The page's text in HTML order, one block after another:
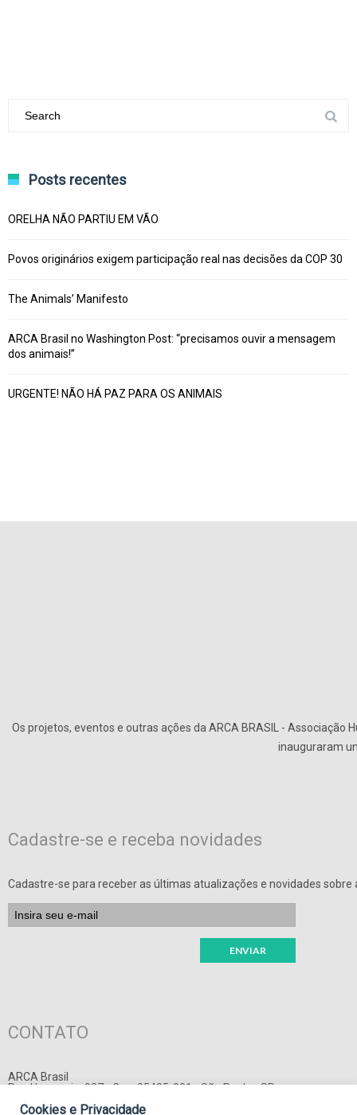
Posts recentes
ORELHA NÃO PARTIU EM VÃO
Povos originários exigem participação real nas decisões da COP 30
The Animals’ Manifesto
ARCA Brasil no Washington Post: “precisamos ouvir a mensagem
dos animais!”
URGENTE! NÃO HÁ PAZ PARA OS ANIMAIS
Os projetos, eventos e outras ações da ARCA BRASIL -
inauguraram
Cadastre-se e receba novidades
Cadastre-se para receber as últimas atualizações e novidades sobre
CONTATO
ARCA Brasil
Rua Harmonia, 927 - Cep: 05435-001 - São Paulo - SP
Cookies e Privacidade